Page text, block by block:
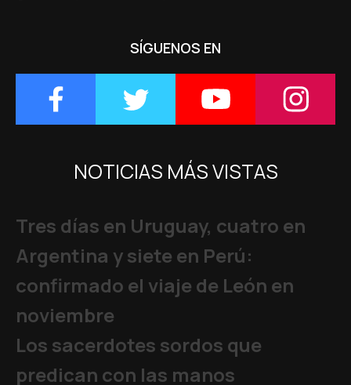
SÍGUENOS EN
NOTICIAS MÁS VISTAS
Tres días en Uruguay, cuatro en
Argentina y siete en Perú:
confirmado el viaje de León en
noviembre
Los sacerdotes sordos que
predican con las manos